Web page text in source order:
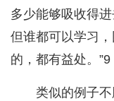
多少能够吸收得进
但谁都可以学习
的，都有益处。”9
类似的例子